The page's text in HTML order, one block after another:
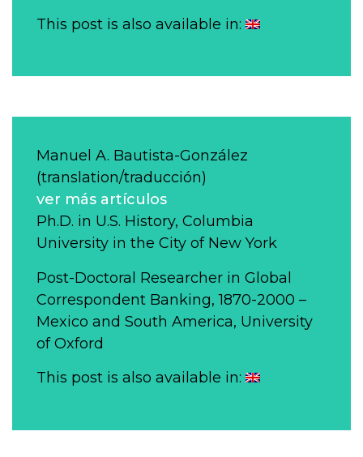
This post is also available in:
Manuel A. Bautista-González
(translation/traducción)
ver más artículos
Ph.D. in U.S. History, Columbia
University in the City of New York
Post-Doctoral Researcher in Global
Correspondent Banking, 1870-2000 –
Mexico and South America, University
of Oxford
This post is also available in: